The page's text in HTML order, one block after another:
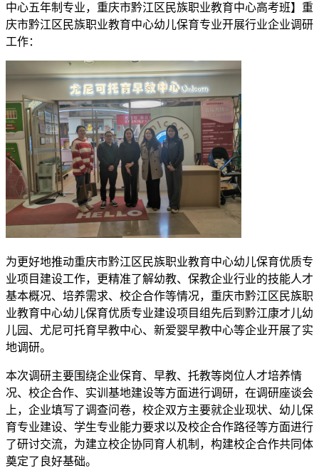
中心五年制专业，重庆市黔江区民族职业教育中心高考班】重
庆市黔江区民族职业教育中心幼儿保育专业开展行业企业调研
工作：
为更好地推动重庆市黔江区民族职业教育中心幼儿保育优质专
业项目建设工作，更精准了解幼教、保教企业行业的技能人才
基本概况、培养需求、校企合作等情况，重庆市黔江区民族职
业教育中心幼儿保育优质专业建设项目组先后到黔江康才儿幼
儿园、尤尼可托育早教中心、新爱婴早教中心等企业开展了实
地调研。
本次调研主要围绕企业保育、早教、托教等岗位人才培养情
况、校企合作、实训基地建设等方面进行调研，在调研座谈会
上，企业填写了调查问卷，校企双方主要就企业现状、幼儿保
育专业建设、学生专业能力要求以及校企合作路径等方面进行
了研讨交流，为建立校企协同育人机制，构建校企合作共同体
奠定了良好基础。